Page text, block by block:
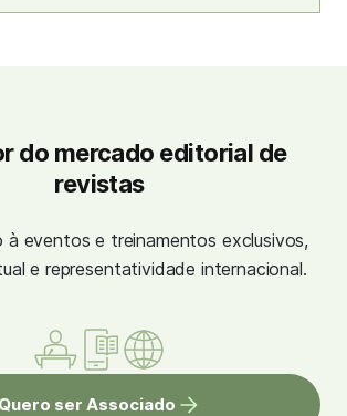
do mercado editorial de
revistas
à eventos e treinamentos exclusivos,
e representatividade internacional.
Quero ser Associado